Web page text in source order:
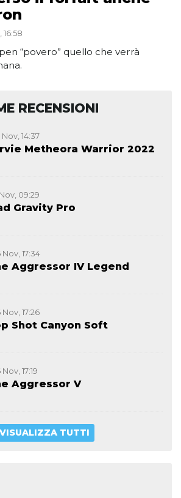
“povero” quello che verrà
RECENSIONI
14:37
Metheora Warrior 2022
09:29
Gravity Pro
Nov, 17:34
Aggressor IV Legend
Nov, 17:26
Shot Canyon Soft
17:19
Aggressor V
VISUALIZZA TUTTI